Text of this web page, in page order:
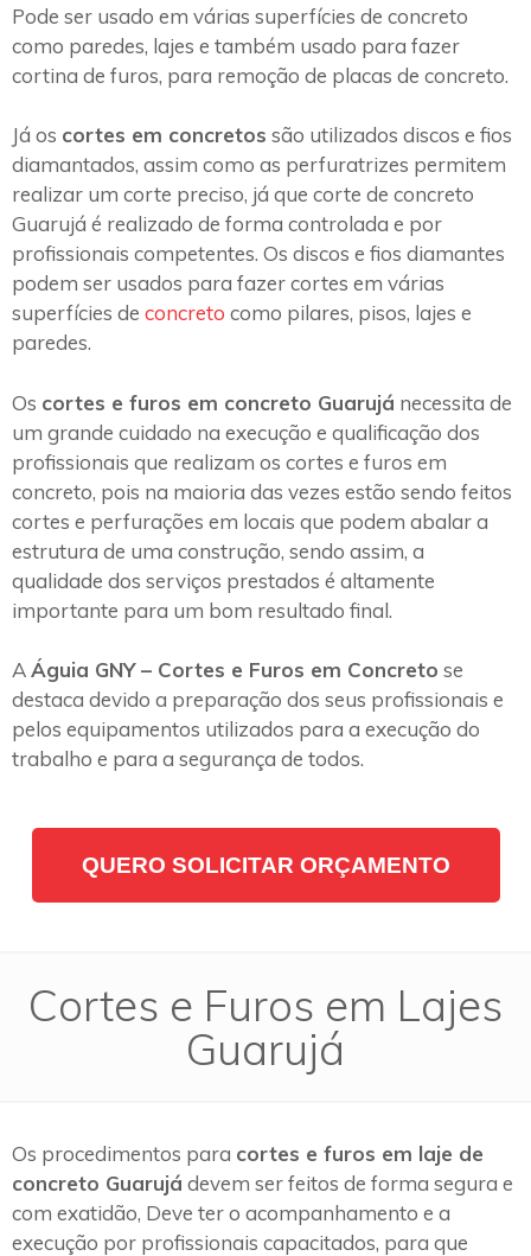
Pode ser usado em várias superfícies de concreto
como paredes, lajes e também usado para fazer
cortina de furos, para remoção de placas de concreto.
Já os cortes em concretos são utilizados discos e fios
diamantados, assim como as perfuratrizes permitem
realizar um corte preciso, já que corte de concreto
Guarujá é realizado de forma controlada e por
profissionais competentes. Os discos e fios diamantes
podem ser usados para fazer cortes em várias
superfícies de concreto como pilares, pisos, lajes e
paredes.
Os cortes e furos em concreto Guarujá necessita de
um grande cuidado na execução e qualificação dos
profissionais que realizam os cortes e furos em
concreto, pois na maioria das vezes estão sendo feitos
cortes e perfurações em locais que podem abalar a
estrutura de uma construção, sendo assim, a
qualidade dos serviços prestados é altamente
importante para um bom resultado final.
AÁguia GNY – Cortes e Furos em Concreto se
destaca devido a preparação dos seus profissionais e
pelos equipamentos utilizados para a execução do
trabalho e para a segurança de todos.
QUERO SOLICITAR ORÇAMENTO
Cortes e Furos em Lajes
Guarujá
Os procedimentos para cortes e furos em laje de
concreto Guarujá devem ser feitos de forma segura e
com exatidão, Deve ter o acompanhamento e a
execução por profissionais capacitados, para que